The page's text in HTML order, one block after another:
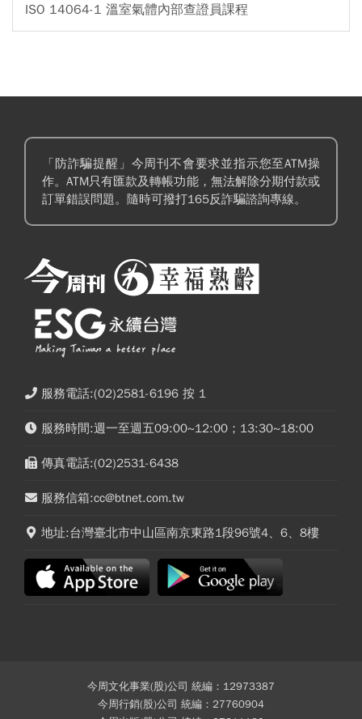
ISO 14064-1 溫室氣體內部查證員課程
「防詐騙提醒」今周刊不會要求並指示您至ATM操
作。ATM只有匯款及轉帳功能，無法解除分期付款或
訂單錯誤問題。隨時可撥打165反詐騙諮詢專線。
服務電話:(02)2581-6196 按 1
服務時間:週一至週五09:00~12:00；13:30~18:00
傳真電話:(02)2531-6438
服務信箱:cc@btnet.com.tw
地址:台灣臺北市中山區南京東路1段96號4、6、8樓
今周文化事業(股)公司 統編：12973387
今周行銷(股)公司 統編：27760904